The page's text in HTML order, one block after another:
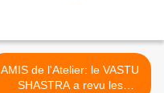
AMIS de l'Atelier: le VASTU
SHASTRA a revu les